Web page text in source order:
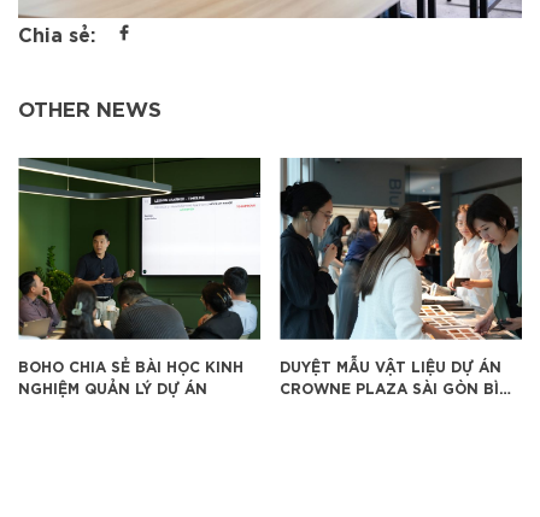
Chia sẻ:
OTHER NEWS
BOHO CHIA SẺ BÀI HỌC KINH
NGHIỆM QUẢN LÝ DỰ ÁN
DUYỆT MẪU VẬT LIỆU DỰ ÁN
CROWNE PLAZA SÀI GÒN BÌNH